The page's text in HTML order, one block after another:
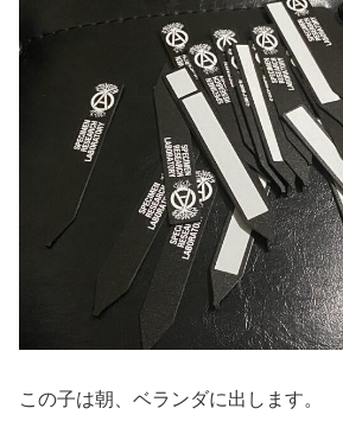
この子は朝、ベランダに出します。